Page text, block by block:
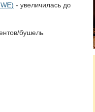
- увеличилась до
бушель